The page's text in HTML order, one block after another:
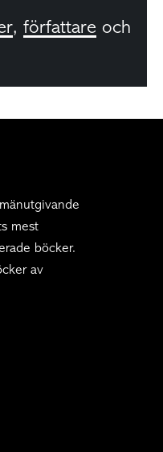
, författare och
mest
böcker.
av